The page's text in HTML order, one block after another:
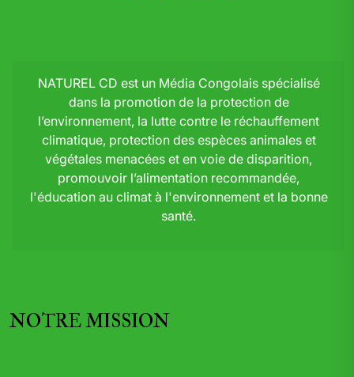
NATUREL CD est un Média Congolais spécialisé
dans la promotion de la protection de
l’environnement, la lutte contre le réchauffement
climatique, protection des espèces animales et
végétales menacées et en voie de disparition,
promouvoir l’alimentation recommandée,
l'éducation au climat à l'environnement et la bonne
santé.
NOTRE MISSION